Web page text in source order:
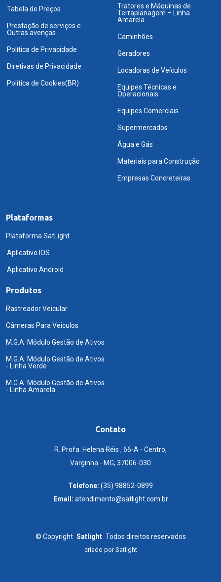
Tabela de Preços
Prestação de serviços e
Outras avenças
Política de Privacidade
Diretivas de Privacidade
Política de Cookies(BR)
Tratores e Máquinas de
Terraplanagem – Linha
Amarela
Caminhões
Geradores
Locadoras de Veículos
Equipes Técnicas e
Operacionais
Equipes Comerciais
Supermercados
Água e Gás
Materiais para Construção
Empresas Concreteiras
Plataformas
Plataforma SatLight
Aplicativo IOS
Aplicativo Android
Produtos
Rastreador Veicular
Câmeras Para Veiculos
M.G.A. Módulo Gestão de Ativos
M.G.A. Módulo Gestão de Ativos
- Linha Verde
M.G.A. Módulo Gestão de Ativos
- Linha Amarela
Contato
R. Profa. Helena Réis , 66-A - Centro,
Varginha - MG, 37006-030
Telefone: (35) 98852-0899
Email: atendimento@satlight.com.br
© Copyright Satlight Todos direitos reservados
criado porSatlight